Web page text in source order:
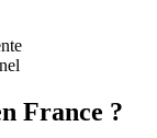
France ?